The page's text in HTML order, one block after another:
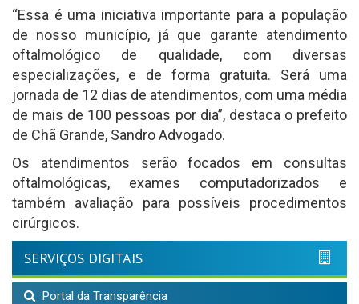
“Essa é uma iniciativa importante para a população
de nosso município, já que garante atendimento
oftalmológico de qualidade, com diversas
especializações, e de forma gratuita. Será uma
jornada de 12 dias de atendimentos, com uma média
de mais de 100 pessoas por dia”, destaca o prefeito
de Chã Grande, Sandro Advogado.
Os atendimentos serão focados em consultas
oftalmológicas, exames computadorizados e
também avaliação para possíveis procedimentos
cirúrgicos.
SERVIÇOS DIGITAIS
Portal da Transparência